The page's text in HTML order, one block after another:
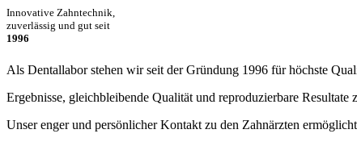
Innovative Zahntechnik,
zuverlässig und gut seit
1996
Als Dentallabor stehen wir seit der Gründung 1996 für höchste
Ergebnisse, gleichbleibende Qualität und reproduzierbare Resultate
Unser enger und persönlicher Kontakt zu den Zahnärzten